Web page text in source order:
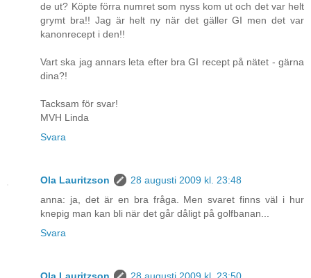
de ut? Köpte förra numret som nyss kom ut och det var helt
grymt bra!! Jag är helt ny när det gäller GI men det var
kanonrecept i den!!
Vart ska jag annars leta efter bra GI recept på nätet - gärna
dina?!
Tacksam för svar!
MVH Linda
Svara
Ola Lauritzson
28 augusti 2009 kl. 23:48
anna: ja, det är en bra fråga. Men svaret finns väl i hur
knepig man kan bli när det går dåligt på golfbanan...
Svara